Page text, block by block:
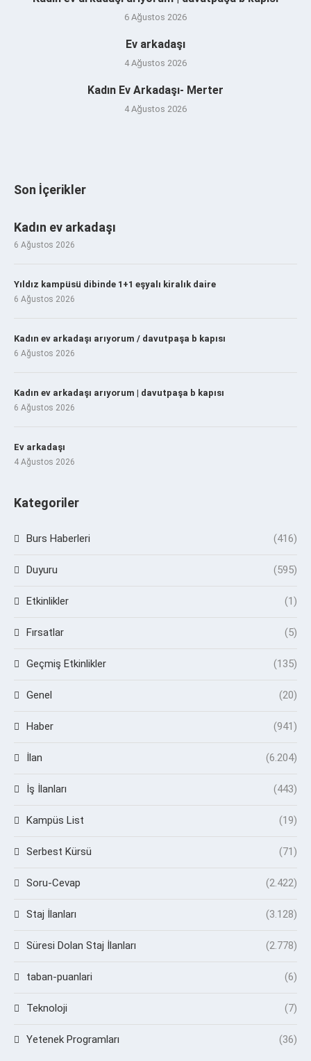
6 Ağustos 2026
Ev arkadaşı
4 Ağustos 2026
Kadın Ev Arkadaşı- Merter
4 Ağustos 2026
Son İçerikler
Kadın ev arkadaşı
6 Ağustos 2026
Yıldız kampüsü dibinde 1+1 eşyalı kiralık daire
6 Ağustos 2026
Kadın ev arkadaşı arıyorum / davutpaşa b kapısı
6 Ağustos 2026
Kadın ev arkadaşı arıyorum | davutpaşa b kapısı
6 Ağustos 2026
Ev arkadaşı
4 Ağustos 2026
Kategoriler
Burs Haberleri (416)
Duyuru (595)
Etkinlikler (1)
Fırsatlar (5)
Geçmiş Etkinlikler (135)
Genel (20)
Haber (941)
İlan (6.204)
İş İlanları (443)
Kampüs List (19)
Serbest Kürsü (71)
Soru-Cevap (2.422)
Staj İlanları (3.128)
Süresi Dolan Staj İlanları (2.778)
taban-puanlari (6)
Teknoloji (7)
Yetenek Programları (36)